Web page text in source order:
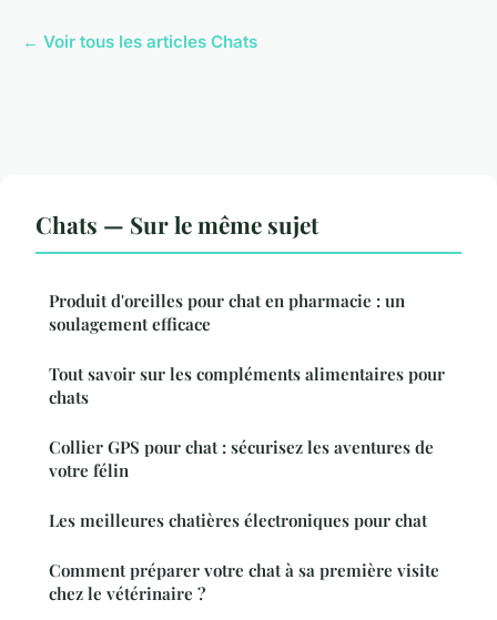
← Voir tous les articles Chats
Chats — Sur le même sujet
Produit d'oreilles pour chat en pharmacie : un
soulagement efficace
Tout savoir sur les compléments alimentaires pour
chats
Collier GPS pour chat : sécurisez les aventures de
votre félin
Les meilleures chatières électroniques pour chat
Comment préparer votre chat à sa première visite
chez le vétérinaire ?